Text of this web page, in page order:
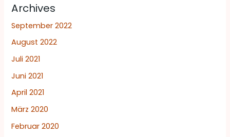
Archives
September 2022
August 2022
Juli 2021
Juni 2021
April 2021
März 2020
Februar 2020